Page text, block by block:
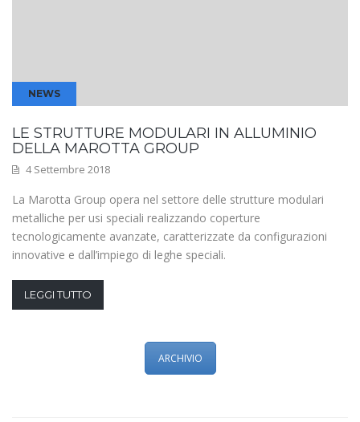
NEWS
LE STRUTTURE MODULARI IN ALLUMINIO
DELLA MAROTTA GROUP
4 Settembre 2018
La Marotta Group opera nel settore delle strutture modulari
metalliche per usi speciali realizzando coperture
tecnologicamente avanzate, caratterizzate da configurazioni
innovative e dall’impiego di leghe speciali.
LEGGI TUTTO
ARCHIVIO